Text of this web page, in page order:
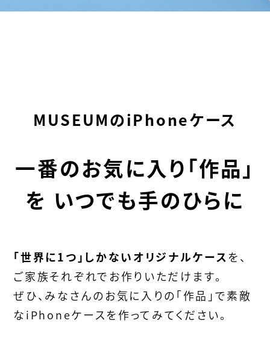
MUSEUMのiPhoneケース
一番のお気に入り「作品」
を いつでも手のひらに
「世界に1つ」しかないオリジナルケースを、
ご家族それぞれでお作りいただけます。
ぜひ、みなさんのお気に入りの「作品」で素敵
なiPhoneケースを作ってみてください。